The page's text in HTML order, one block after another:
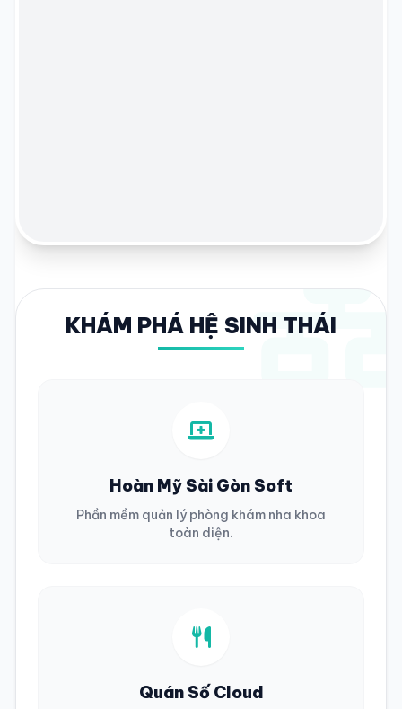
KHÁM PHÁ HỆ SINH THÁI
Hoàn Mỹ Sài Gòn Soft
Phần mềm quản lý phòng khám nha khoa
toàn diện.
Quán Số Cloud